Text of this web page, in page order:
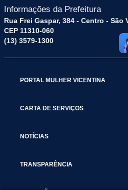
Informações da Prefeitura
Rua Frei Gaspar, 384 - Centro - São
CEP 11310-060
(13) 3579-1300
PORTAL MULHER VICENTINA
CARTA DE SERVIÇOS
NOTÍCIAS
TRANSPARÊNCIA